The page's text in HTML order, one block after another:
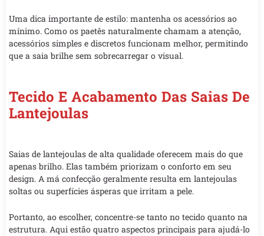
Uma dica importante de estilo: mantenha os acessórios ao
mínimo. Como os paetês naturalmente chamam a atenção,
acessórios simples e discretos funcionam melhor, permitindo
que a saia brilhe sem sobrecarregar o visual.
Tecido E Acabamento Das Saias De
Lantejoulas
Saias de lantejoulas de alta qualidade oferecem mais do que
apenas brilho. Elas também priorizam o conforto em seu
design. A má confecção geralmente resulta em lantejoulas
soltas ou superfícies ásperas que irritam a pele.
Portanto, ao escolher, concentre-se tanto no tecido quanto na
estrutura. Aqui estão quatro aspectos principais para ajudá-lo